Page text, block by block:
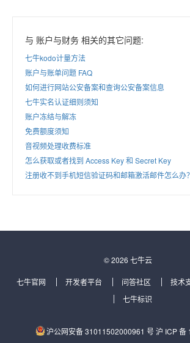
与 账户与财务 相关的其它问题:
七牛kodo计量方法
账户与账单问题 FAQ
如何进行网站公安备案和查询公安备案信息
七牛实名认证细则须知
账户冻结与解冻
免费额度须知
音视频处理收费标准
怎么获取或者找到 Access Key 和 Secret Key
注册收不到手机短信验证码和邮箱激活邮件怎么办？
© 2026 七牛云
七牛官网 开发者平台 问答社区 技术
七牛标识
沪公网安备 31011502000961 号沪 ICP 备